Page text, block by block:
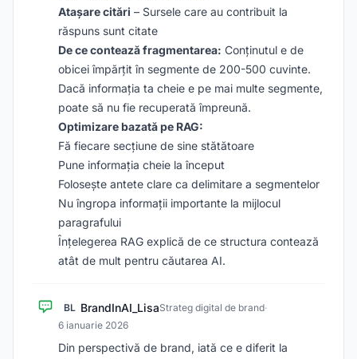
Atașare citări – Sursele care au contribuit la
răspuns sunt citate
De ce contează fragmentarea: Conținutul e de
obicei împărțit în segmente de 200-500 cuvinte.
Dacă informația ta cheie e pe mai multe segmente,
poate să nu fie recuperată împreună.
Optimizare bazată pe RAG:
Fă fiecare secțiune de sine stătătoare
Pune informația cheie la început
Folosește antete clare ca delimitare a segmentelor
Nu îngropa informații importante la mijlocul
paragrafului
Înțelegerea RAG explică de ce structura contează
atât de mult pentru căutarea AI.
BL BrandInAI_LisaStrateg digital de brand·
6 ianuarie 2026
Din perspectivă de brand, iată ce e diferit la